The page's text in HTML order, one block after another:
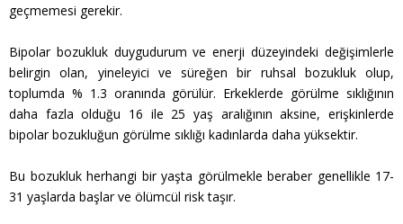
geçmemesi gerekir.
Bipolar bozukluk duygudurum ve enerji düzeyindeki değişimlerle
belirgin olan, yineleyici ve süreğen bir ruhsal bozukluk olup,
toplumda % 1.3 oranında görülür. Erkeklerde görülme sıklığının
daha fazla olduğu 16 ile 25 yaş aralığının aksine, erişkinlerde
bipolar bozukluğun görülme sıklığı kadınlarda daha yüksektir.
Bu bozukluk herhangi bir yaşta görülmekle beraber genellikle 17-
31 yaşlarda başlar ve ölümcül risk taşır.